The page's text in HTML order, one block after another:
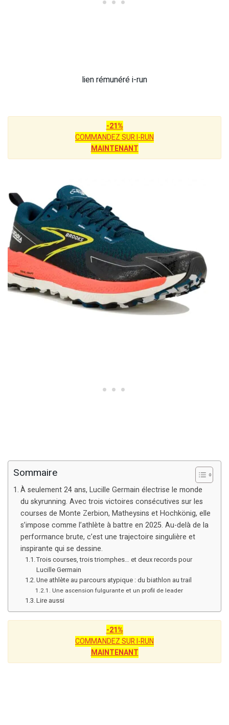
lien rémunéré i-run
-21%
COMMANDEZ SUR I-RUN
MAINTENANT
Sommaire
À seulement 24 ans, Lucille Germain électrise le monde
du skyrunning. Avec trois victoires consécutives sur les
courses de Monte Zerbion, Matheysins et Hochkönig, elle
s’impose comme l’athlète à battre en 2025. Au-delà de la
performance brute, c’est une trajectoire singulière et
inspirante qui se dessine.
Trois courses, trois triomphes… et deux records pour
Lucille Germain
Une athlète au parcours atypique : du biathlon au trail
Une ascension fulgurante et un profil de leader
Lire aussi
-21%
COMMANDEZ SUR I-RUN
MAINTENANT